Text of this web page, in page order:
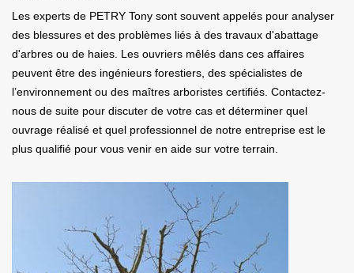
Les experts de PETRY Tony sont souvent appelés pour analyser
des blessures et des problèmes liés à des travaux d'abattage
d'arbres ou de haies. Les ouvriers mêlés dans ces affaires
peuvent être des ingénieurs forestiers, des spécialistes de
l’environnement ou des maîtres arboristes certifiés. Contactez-
nous de suite pour discuter de votre cas et déterminer quel
ouvrage réalisé et quel professionnel de notre entreprise est le
plus qualifié pour vous venir en aide sur votre terrain.